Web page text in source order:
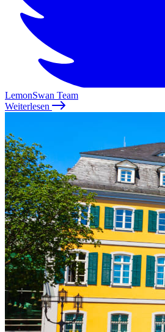
LemonSwan Team
Weiterlesen